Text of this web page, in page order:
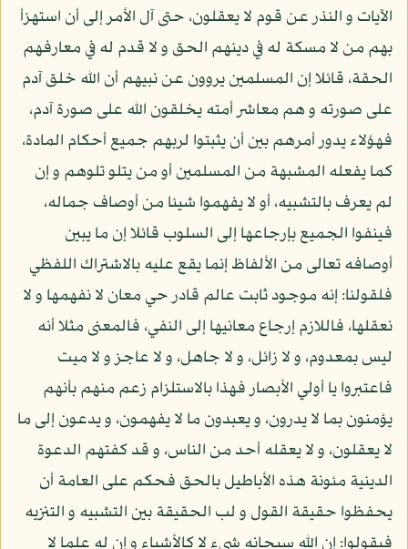
الآيات و النذر عن قوم لا يعقلون، حتى آل الأمر إلى أن استهزأ
بهم من لا مسكة له في دينهم الحق و لا قدم له في معارفهم
الحقة، قائلا إن المسلمين يروون عن نبيهم أن الله خلق آدم
على صورته و هم معاشر أمته يخلقون الله على صورة آدم،
فهؤلاء يدور أمرهم بين أن يثبتوا لربهم جميع أحكام المادة،
كما يفعله المشبهة من المسلمين أو من يتلو تلوهم و إن
لم يعرف بالتشبيه، أو لا يفهموا شيئا من أوصاف جماله،
فينفوا الجميع بإرجاعها إلى السلوب قائلا إن ما يبين
أوصافه تعالى من الألفاظ إنما يقع عليه بالاشتراك اللفظي
فلقولنا: إنه موجود ثابت عالم قادر حي معان لا نفهمها و لا
نعقلها، فاللازم إرجاع معانيها إلى النفي، فالمعنى مثلا أنه
ليس بمعدوم، و لا زائل، و لا جاهل، و لا عاجز و لا ميت
فاعتبروا يا أولي الأبصار فهذا بالاستلزام زعم منهم بأنهم
يؤمنون بما لا يدرون، و يعبدون ما لا يفهمون، و يدعون إلى ما
لا يعقلون، و لا يعقله أحد من الناس، و قد كفتهم الدعوة
الدينية مئونة هذه الأباطيل بالحق فحكم على العامة أن
يحفظوا حقيقة القول و لب الحقيقة بين التشبيه و التنزيه
فيقولوا: إن الله سبحانه شيء لا كالأشياء و إن له علما لا